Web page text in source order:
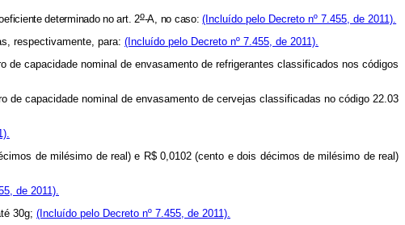
determinado no art. 2o-A, no caso:(Incluído pelo Decreto nº 7.455, de 2011).
respectivamente, para: (Incluído pelo Decreto nº 7.455, de 2011).
capacidade nominal de envasamento de refrigerantes classificados nos códigos
de capacidade nominal de envasamento de cervejas classificadas no código 22.03
de milésimo de real) e R$ 0,0102 (cento e dois décimos de milésimo de real)
de 2011).
30g; (Incluído pelo Decreto nº 7.455, de 2011).